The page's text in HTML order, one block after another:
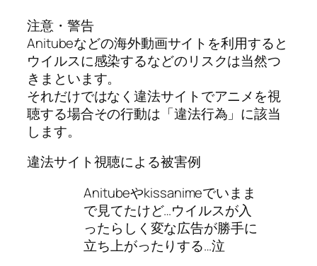
注意・警告
Anitubeなどの海外動画サイトを利用すると
ウイルスに感染するなどのリスクは当然つ
きまといます。
それだけではなく違法サイトでアニメを視
聴する場合その行動は「違法行為」に該当
します。
違法サイト視聴による被害例
Anitubeやkissanimeでいまま
で見てたけど…ウイルスが入
ったらしく変な広告が勝手に
立ち上がったりする…泣